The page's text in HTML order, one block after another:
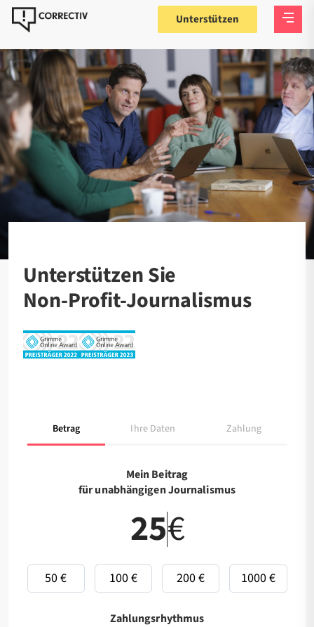
Unterstützen
Unterstützen Sie
Non-Profit-Journalismus
Betrag Ihre Daten Zahlung
Mein Beitrag
für unabhängigen Journalismus
€
50 € 100 € 200 € 1000 €
Zahlungsrhythmus